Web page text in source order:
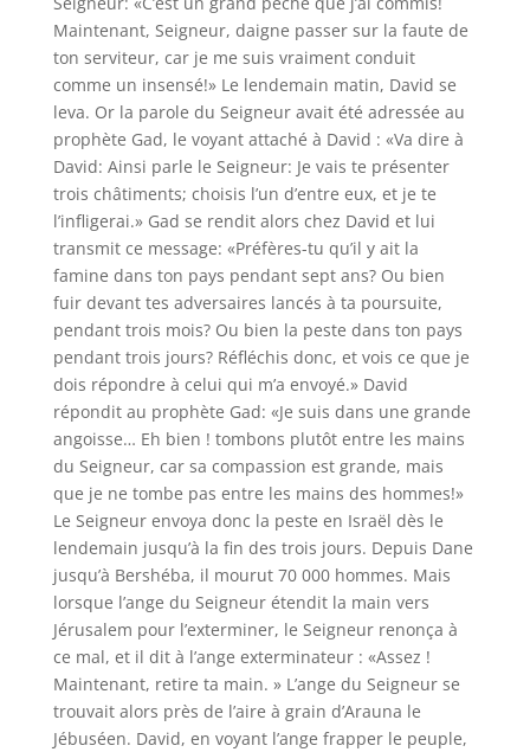
Maintenant, Seigneur, daigne passer sur la faute de
ton serviteur, car je me suis vraiment conduit
comme un insensé!» Le lendemain matin, David se
leva. Or la parole du Seigneur avait été adressée au
prophète Gad, le voyant attaché à David : «Va dire à
David: Ainsi parle le Seigneur: Je vais te présenter
trois châtiments; choisis l’un d’entre eux, et je te
l’infligerai.» Gad se rendit alors chez David et lui
transmit ce message: «Préfères-tu qu’il y ait la
famine dans ton pays pendant sept ans? Ou bien
fuir devant tes adversaires lancés à ta poursuite,
pendant trois mois? Ou bien la peste dans ton pays
pendant trois jours? Réfléchis donc, et vois ce que je
dois répondre à celui qui m’a envoyé.» David
répondit au prophète Gad: «Je suis dans une grande
angoisse… Eh bien ! tombons plutôt entre les mains
du Seigneur, car sa compassion est grande, mais
que je ne tombe pas entre les mains des hommes!»
Le Seigneur envoya donc la peste en Israël dès le
lendemain jusqu’à la fin des trois jours. Depuis Dane
jusqu’à Bershéba, il mourut 70 000 hommes. Mais
lorsque l’ange du Seigneur étendit la main vers
Jérusalem pour l’exterminer, le Seigneur renonça à
ce mal, et il dit à l’ange exterminateur : «Assez !
Maintenant, retire ta main. » L’ange du Seigneur se
trouvait alors près de l’aire à grain d’Arauna le
Jébuséen. David, en voyant l’ange frapper le peuple,